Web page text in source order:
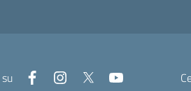
FacebookInstagram
Twitter